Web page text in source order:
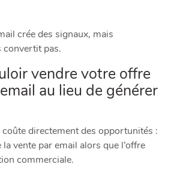
crée des signaux, mais
convertit pas.
vendre votre offre
au lieu de générer
directement des opportunités :
vente par email alors que l’offre
commerciale.